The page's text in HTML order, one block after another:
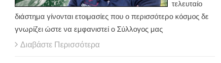
τελευταίο
διάστημα γίνονται ετοιμασίες που ο περισσότερο κόσμος δε
γνωρίζει ώστε να εμφανιστεί ο Σύλλογος μας
Διαβάστε Περισσότερα